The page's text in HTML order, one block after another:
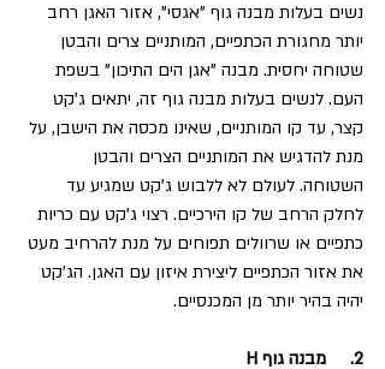
נשים בעלות מבנה גוף "אגסי", אזור האגן רחב
יותר מחגורת הכתפיים, המותניים צרים והבטן
שטוחה יחסית. מבנה "אגן הים התיכון" בשפת
העם. לנשים בעלות מבנה גוף זה, יתאים ג'קט
קצר, עד קו המותניים, שאינו מכסה את הישבן, על
מנת להדגיש את המותניים הצרים והבטן
השטוחה. לעולם לא ללבוש ג'קט שמגיע עד
לחלק הרחב של קו הירכיים. רצוי ג'קט עם כריות
כתפיים או שרוולים תפוחים על מנת להרחיב מעט
את אזור הכתפיים ליצירת איזון עם האגן. הג'קט
יהיה בהיר יותר מן המכנסיים.
2.     מבנה גוף H